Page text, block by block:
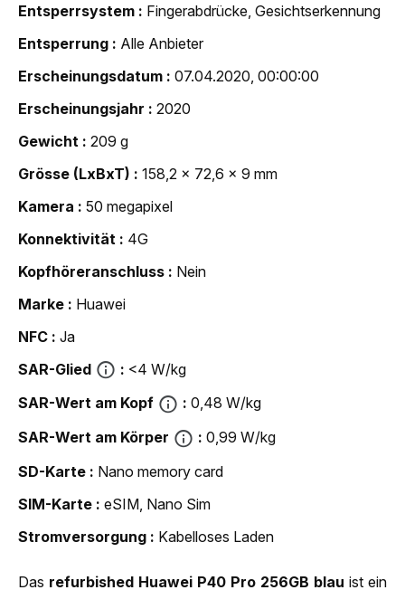
Entsperrsystem
Fingerabdrücke, Gesichtserkennung
Entsperrung
Alle Anbieter
Erscheinungsdatum
07.04.2020, 00:00:00
Erscheinungsjahr
2020
Gewicht
209 g
Grösse (LxBxT)
158,2 x 72,6 x 9 mm
Kamera
50 megapixel
Konnektivität
4G
Kopfhöreranschluss
Nein
Marke
Huawei
NFC
Ja
SAR-Glied
<4 W/kg
SAR-Wert am Kopf
0,48 W/kg
SAR-Wert am Körper
0,99 W/kg
SD-Karte
Nano memory card
SIM-Karte
eSIM, Nano Sim
Strom­versorgung
Kabelloses Laden
Das refurbished Huawei P40 Pro 256GB blau ist ein